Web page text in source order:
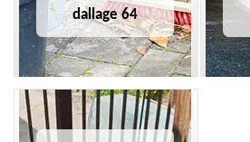
dallage 64